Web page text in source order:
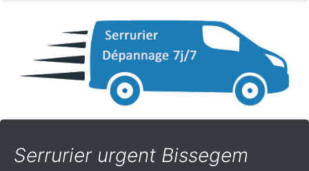
Serrurier urgent Bissegem